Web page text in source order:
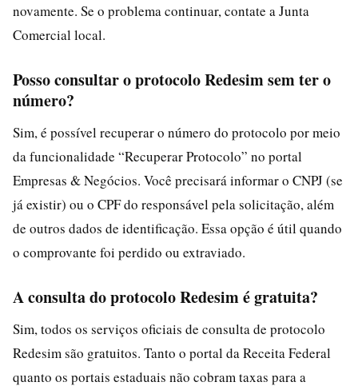
novamente. Se o problema continuar, contate a Junta
Comercial local.
Posso consultar o protocolo Redesim sem ter o
número?
Sim, é possível recuperar o número do protocolo por meio
da funcionalidade “Recuperar Protocolo” no portal
Empresas & Negócios. Você precisará informar o CNPJ (se
já existir) ou o CPF do responsável pela solicitação, além
de outros dados de identificação. Essa opção é útil quando
o comprovante foi perdido ou extraviado.
A consulta do protocolo Redesim é gratuita?
Sim, todos os serviços oficiais de consulta de protocolo
Redesim são gratuitos. Tanto o portal da Receita Federal
quanto os portais estaduais não cobram taxas para a